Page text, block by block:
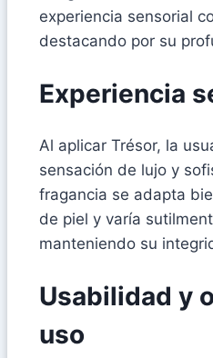
experiencia sensorial
destacando por su
Experiencia
Al aplicar Trésor, la
sensación de lujo y
fragancia se adapta
de piel y varía
manteniendo su
Usabilidad y
uso